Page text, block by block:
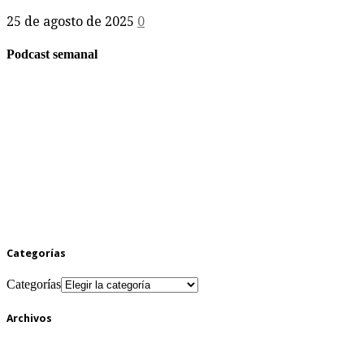
25 de agosto de 2025 0
Podcast semanal
Categorías
Categorías
Archivos